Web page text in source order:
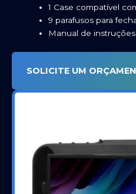
1 Case compatível
9 parafusos para
Manual de instruções
SOLICITE UM